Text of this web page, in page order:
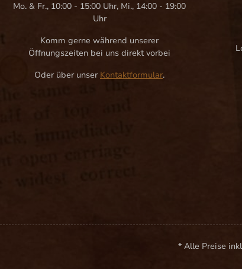
Mo. & Fr., 10:00 - 15:00 Uhr, Mi., 14:00 - 19:00
Uhr
Komm gerne während unserer
Öffnungszeiten bei uns direkt vorbei
Oder über unser Kontaktformular.
* Alle Preise